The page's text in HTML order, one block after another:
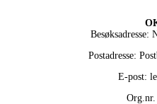
Besøksadresse:
Postadresse:
E-post: